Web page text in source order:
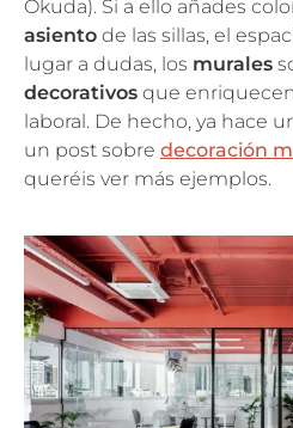
Okuda). Si a ello añades
asiento de las sillas, el
lugar a dudas, los murales
decorativos que
laboral. De hecho, ya hace
un post sobre decoración
queréis ver más ejemplos.